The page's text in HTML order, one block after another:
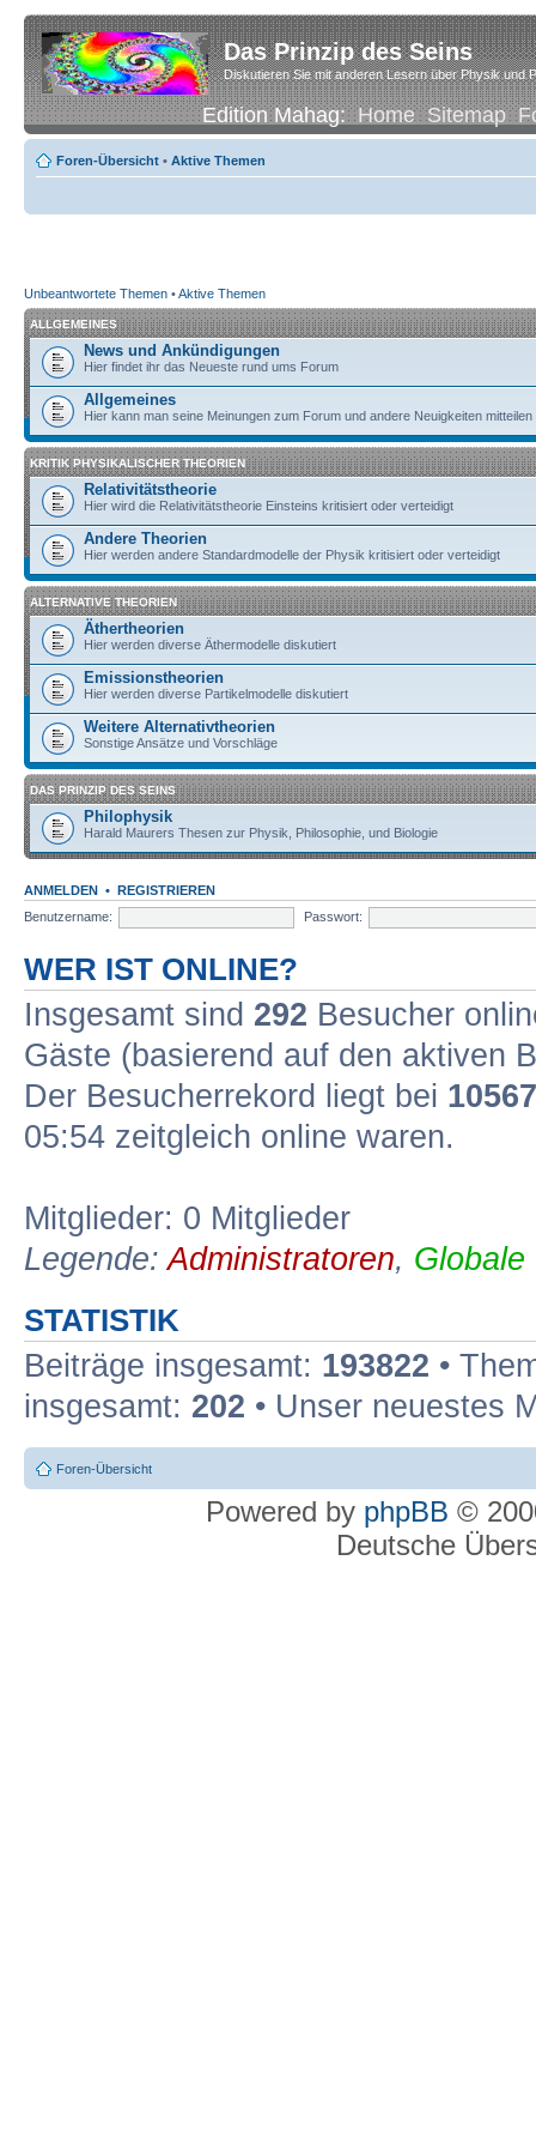
Das Prinzip des Seins
Diskutieren Sie mit anderen Lesern über Physik und
Edition Mahag:Home Sitemap
Foren-Übersicht • Aktive Themen
Unbeantwortete Themen •Aktive Themen
ALLGEMEINES
News und Ankündigungen
Hier findet ihr das Neueste rund ums Forum
Allgemeines
Hier kann man seine Meinungen zum Forum und andere Neuigkeiten mitteilen
KRITIK PHYSIKALISCHER THEORIEN
Relativitätstheorie
Hier wird die Relativitätstheorie Einsteins kritisiert oder verteidigt
Andere Theorien
Hier werden andere Standardmodelle der Physik kritisiert oder verteidigt
ALTERNATIVE THEORIEN
Äthertheorien
Hier werden diverse Äthermodelle diskutiert
Emissionstheorien
Hier werden diverse Partikelmodelle diskutiert
Weitere Alternativtheorien
Sonstige Ansätze und Vorschläge
DAS PRINZIP DES SEINS
Philophysik
Harald Maurers Thesen zur Physik, Philosophie, und Biologie
ANMELDEN • REGISTRIEREN
Benutzername:
Passwort:
WER IST ONLINE?
Insgesamt sind 292 Besucher
Gäste (basierend auf den aktiven
Der Besucherrekord liegt bei 10567
05:54 zeitgleich online waren.
Mitglieder: 0 Mitglieder
Legende:Administratoren, Globale
STATISTIK
Beiträge insgesamt: 193822 •
insgesamt: 202 • Unser neuestes
Foren-Übersicht
Powered by phpBB ©
Deutsche